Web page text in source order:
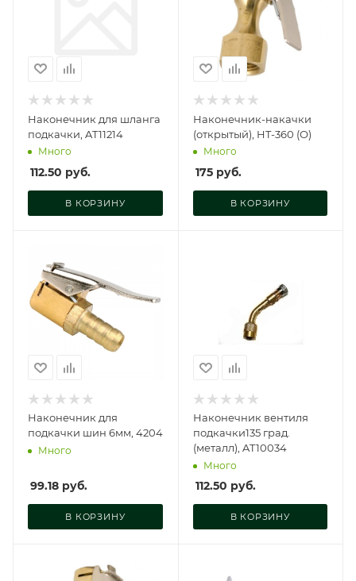
Наконечник для шланга
подкачки, AT11214
Много
112.50 руб.
В КОРЗИНУ
Наконечник-накачки
(открытый), HT-360 (О)
Много
175руб.
В КОРЗИНУ
Наконечник для
подкачки шин 6мм, 4204
Много
99.18 руб.
В КОРЗИНУ
Наконечник вентиля
подкачки135 град.
(металл), AT10034
Много
112.50 руб.
В КОРЗИНУ